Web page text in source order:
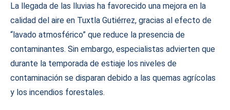
La llegada de las lluvias ha favorecido una mejora en la
calidad del aire en Tuxtla Gutiérrez, gracias al efecto de
“lavado atmosférico” que reduce la presencia de
contaminantes. Sin embargo, especialistas advierten que
durante la temporada de estiaje los niveles de
contaminación se disparan debido a las quemas agrícolas
y los incendios forestales.